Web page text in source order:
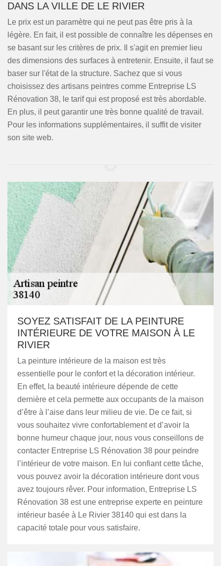
DANS LA VILLE DE LE RIVIER
Le prix est un paramètre qui ne peut pas être pris à la
légère. En fait, il est possible de connaître les dépenses en
se basant sur les critères de prix. Il s'agit en premier lieu
des dimensions des surfaces à entretenir. Ensuite, il faut se
baser sur l'état de la structure. Sachez que si vous
choisissez des artisans peintres comme Entreprise LS
Rénovation 38, le tarif qui est proposé est très abordable.
En plus, il peut garantir une très bonne qualité de travail.
Pour les informations supplémentaires, il suffit de visiter
son site web.
SOYEZ SATISFAIT DE LA PEINTURE
INTÉRIEURE DE VOTRE MAISON À LE
RIVIER
La peinture intérieure de la maison est très
essentielle pour le confort et la décoration intérieur.
En effet, la beauté intérieure dépende de cette
dernière et cela permette aux occupants de la maison
d’être à l’aise dans leur milieu de vie. De ce fait, si
vous souhaitez vivre confortablement et d’avoir la
bonne humeur chaque jour, nous vous conseillons de
contacter Entreprise LS Rénovation 38 pour peindre
l’intérieur de votre maison. En lui confiant cette tâche,
vous pouvez avoir la décoration intérieure dont vous
avez toujours rêver. Pour information, Entreprise LS
Rénovation 38 est une entreprise experte en peinture
intérieur basée à Le Rivier 38140 qui est dans la
capacité totale pour vous satisfaire.